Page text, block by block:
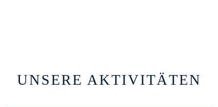
UNSERE AKTIVITÄTEN